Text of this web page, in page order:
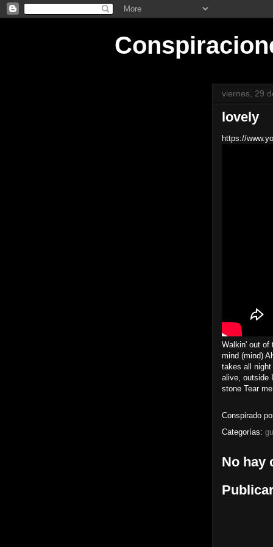
viernes, 29
lovely
https://
Walkin' out of
mind (mind)
takes all night
alive, outside
stone Tear
Conspirado
Categorías:
No hay